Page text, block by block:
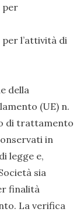
per
l’attività di
della
(UE) n.
di trattamento
in
legge e,
sia
finalità
La verifica